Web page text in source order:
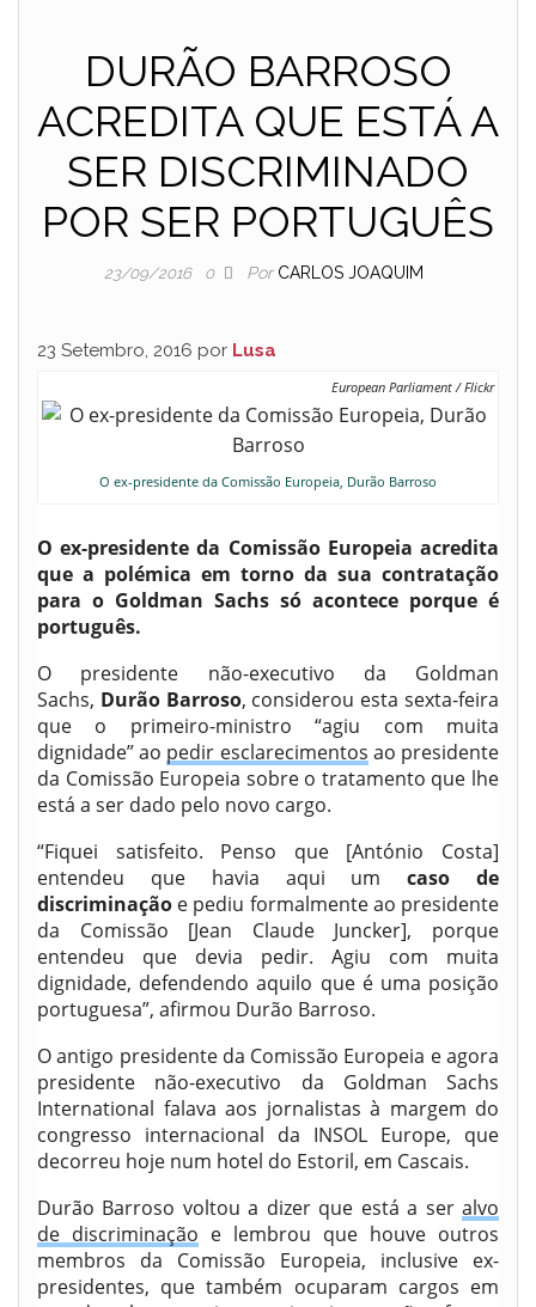
DURÃO BARROSO
ACREDITA QUE ESTÁ A
SER DISCRIMINADO
POR SER PORTUGUÊS
23/09/2016 0 Por CARLOS JOAQUIM
23 Setembro, 2016 por Lusa
European Parliament / Flickr
O ex-presidente da Comissão Europeia, Durão Barroso
O ex-presidente da Comissão Europeia acredita
que a polémica em torno da sua contratação
para o Goldman Sachs só acontece porque é
português.
O presidente não-executivo da Goldman
Sachs, Durão Barroso, considerou esta sexta-feira
que o primeiro-ministro “agiu com muita
dignidade” ao pedir esclarecimentos ao presidente
da Comissão Europeia sobre o tratamento que lhe
está a ser dado pelo novo cargo.
“Fiquei satisfeito. Penso que [António Costa]
entendeu que havia aqui umcaso de
discriminação e pediu formalmente ao presidente
da Comissão [Jean Claude Juncker], porque
entendeu que devia pedir. Agiu com muita
dignidade, defendendo aquilo que é uma posição
portuguesa”, afirmou Durão Barroso.
O antigo presidente da Comissão Europeia e agora
presidente não-executivo da Goldman Sachs
International falava aos jornalistas à margem do
congresso internacional da INSOL Europe, que
decorreu hoje num hotel do Estoril, em Cascais.
Durão Barroso voltou a dizer que está a ser alvo
de discriminação e lembrou que houve outros
membros da Comissão Europeia, inclusive ex-
presidentes, que também ocuparam cargos em